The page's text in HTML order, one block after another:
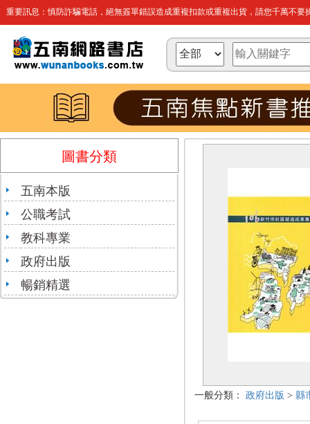
重要訊息：慎防詐騙電話，絕無簽單錯誤造成重複扣款或重複出貨，請您千萬不要
圖書分類
五南本版
公職考試
教科專業
政府出版
暢銷精選
一般分類： 政府出版 > 縣